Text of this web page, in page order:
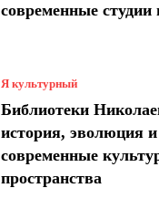
современные студии
Я культурный
Библиотеки
история, эволюция и
современные
пространства